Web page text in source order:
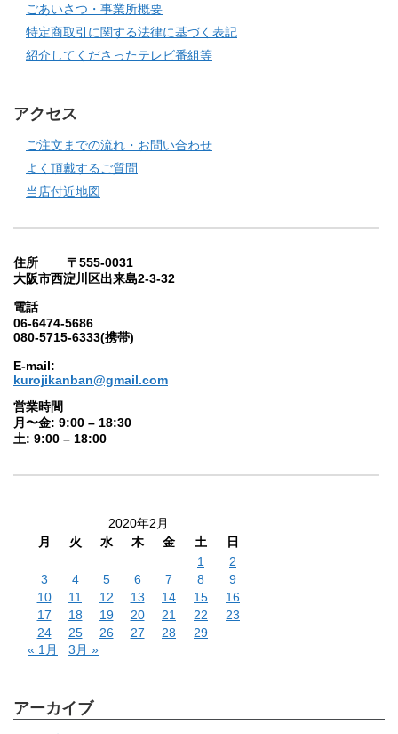
ごあいさつ・事業所概要
特定商取引に関する法律に基づく表記
紹介してくださったテレビ番組等
アクセス
ご注文までの流れ・お問い合わせ
よく頂戴するご質問
当店付近地図
住所 〒555-0031
大阪市西淀川区出来島2-3-32
電話
06-6474-5686
080-5715-6333(携帯)
E-mail:
kurojikanban@gmail.com
営業時間
月〜金: 9:00 – 18:30
土: 9:00 – 18:00
2020年2月
月
火 水 木 金 土
日
1
2
3
4 5 6 7 8
9
10
11 12 13 14 15
16
17
18 19 20 21 22
23
24
25 26 27 28
29
« 1月
3月 »
アーカイブ